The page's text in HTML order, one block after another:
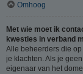
Omhoog
Met wie moet ik
kwesties in verband
Alle beheerders die
je klachten. Als je
eigenaar van het